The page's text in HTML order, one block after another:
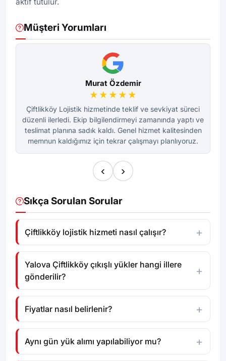
Müşteri Yorumları
Murat Özdemir
★★★★★
Çiftlikköy Lojistik hizmetinde teklif ve sevkiyat süreci
düzenli ilerledi. Ekip bilgilendirmeyi zamanında yaptı ve
teslimat planına sadık kaldı. Genel hizmet kalitesinden
memnun kaldığımız için tekrar çalışmayı planlıyoruz.
‹ ›
Sıkça Sorulan Sorular
Çiftlikköy lojistik hizmeti nasıl çalışır?
Yalova Çiftlikköy çıkışlı yükler hangi illere
gönderilir?
Fiyatlar nasıl belirlenir?
Aynı gün yük alımı yapılabiliyor mu?